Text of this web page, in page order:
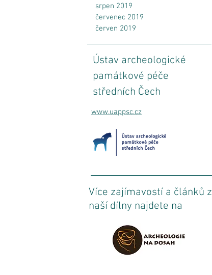
srpen 2019
červenec 2019
červen 2019
Ústav archeologické
památkové péče
středních Čech
www.uappsc.cz
Více zajímavostí a článků z
naší dílny najdete na